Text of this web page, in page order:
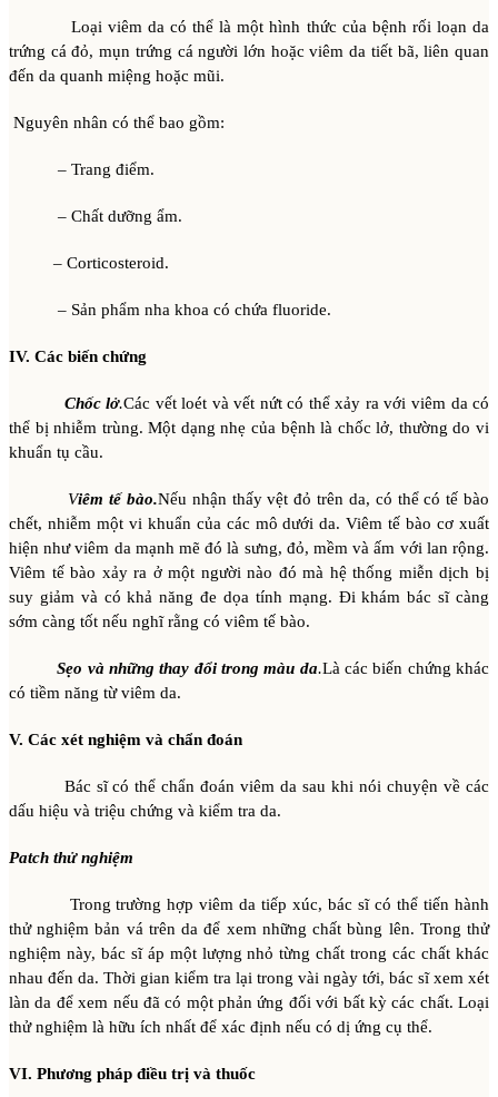
Loại viêm da có thể là một hình thức của bệnh rối loạn da
trứng cá đỏ, mụn trứng cá người lớn hoặc viêm da tiết bã, liên quan
đến da quanh miệng hoặc mũi.
Nguyên nhân có thể bao gồm:
– Trang điểm.
– Chất dưỡng ẩm.
– Corticosteroid.
– Sản phẩm nha khoa có chứa fluoride.
IV. Các biến chứng
Chốc lở.Các vết loét và vết nứt có thể xảy ra với viêm da có
thể bị nhiễm trùng. Một dạng nhẹ của bệnh là chốc lở, thường do vi
khuẩn tụ cầu.
Viêm tế bào.Nếu nhận thấy vệt đỏ trên da, có thể có tế bào
chết, nhiễm một vi khuẩn của các mô dưới da. Viêm tế bào cơ xuất
hiện như viêm da mạnh mẽ đó là sưng, đỏ, mềm và ấm với lan rộng.
Viêm tế bào xảy ra ở một người nào đó mà hệ thống miễn dịch bị
suy giảm và có khả năng đe dọa tính mạng. Đi khám bác sĩ càng
sớm càng tốt nếu nghĩ rằng có viêm tế bào.
Sẹo và những thay đổi trong màu da.Là các biến chứng khác
có tiềm năng từ viêm da.
V. Các xét nghiệm và chẩn đoán
Bác sĩ có thể chẩn đoán viêm da sau khi nói chuyện về các
dấu hiệu và triệu chứng và kiểm tra da.
Patch thử nghiệm
Trong trường hợp viêm da tiếp xúc, bác sĩ có thể tiến hành
thử nghiệm bản vá trên da để xem những chất bùng lên. Trong thử
nghiệm này, bác sĩ áp một lượng nhỏ từng chất trong các chất khác
nhau đến da. Thời gian kiểm tra lại trong vài ngày tới, bác sĩ xem xét
làn da để xem nếu đã có một phản ứng đối với bất kỳ các chất. Loại
thử nghiệm là hữu ích nhất để xác định nếu có dị ứng cụ thể.
VI. Phương pháp điều trị và thuốc